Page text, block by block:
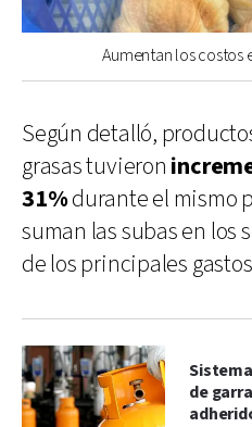
Aumentan los costos
Según detalló,
grasas tuvieron
31%durante el mismo
suman las subas en los
de los principales
de